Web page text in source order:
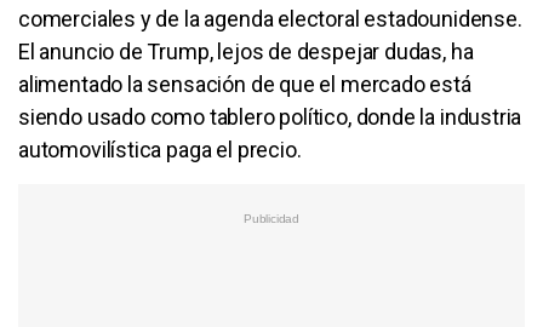
comerciales y de la agenda electoral estadounidense.
El anuncio de Trump, lejos de despejar dudas, ha
alimentado la sensación de que el mercado está
siendo usado como tablero político, donde la industria
automovilística paga el precio.